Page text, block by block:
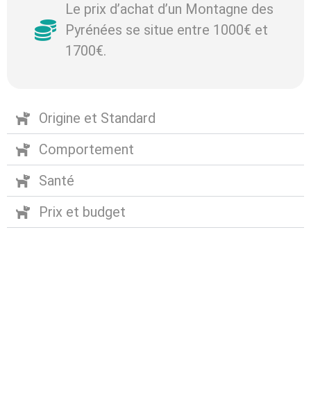
Le prix d’achat d’un Montagne des
Pyrénées se situe entre 1000€ et
1700€.
Origine et Standard
Comportement
Santé
Prix et budget